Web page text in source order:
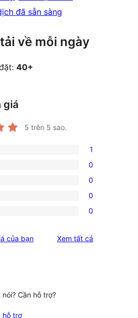
đã sẵn sàng
về mỗi ngày
40+
giá
5 trên 5 sao.
1
0
0
0
0
của bạn Xem tất cả
Cần hỗ trợ?
hỗ trợ